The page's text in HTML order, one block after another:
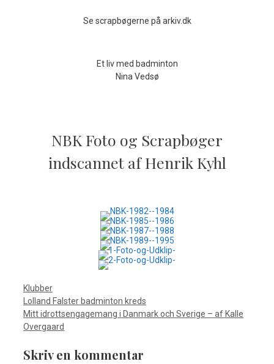
Se scrapbøgerne på arkiv.dk
Et liv med badminton
Nina Vedsø
NBK Foto og Scrapbøger
indscannet af Henrik Kyhl
Kategorier
Klubber
Lolland Falster badminton kreds
Mitt idrottsengagemang i Danmark och Sverige – af Kalle
Overgaard
Skriv en kommentar